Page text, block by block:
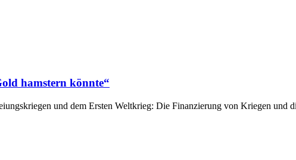
hamstern könnte“
und dem Ersten Weltkrieg: Die Finanzierung von Kriegen und